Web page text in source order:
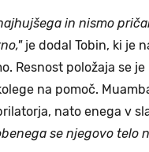
in nismo
je dodal Tobin, ki je
Resnost položaja se
na pomoč.
nato enega v
se njegovo telo